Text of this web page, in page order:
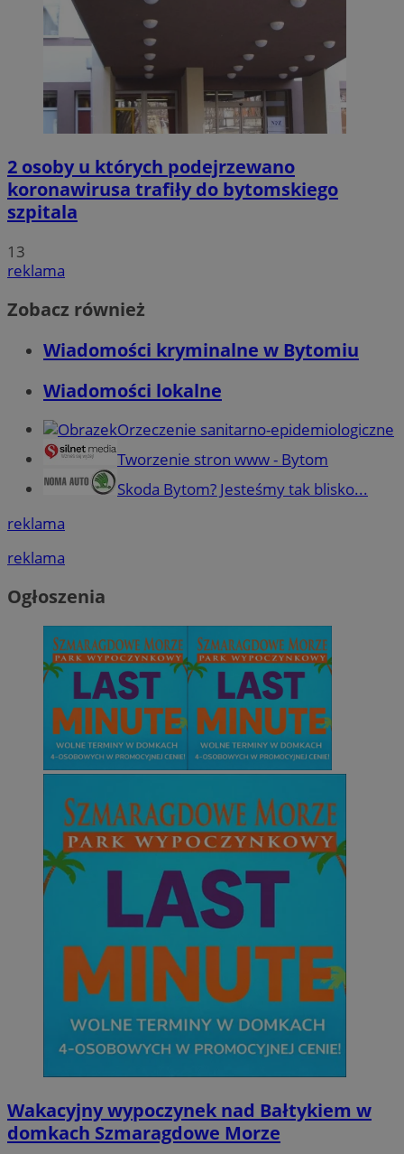
2 osoby u których podejrzewano
koronawirusa trafiły do bytomskiego
szpitala
13
reklama
Zobacz również
Wiadomości kryminalne w Bytomiu
Wiadomości lokalne
Orzeczenie sanitarno-epidemiologiczne
Tworzenie stron www - Bytom
Skoda Bytom? Jesteśmy tak blisko...
reklama
reklama
Ogłoszenia
Wakacyjny wypoczynek nad Bałtykiem w
domkach Szmaragdowe Morze